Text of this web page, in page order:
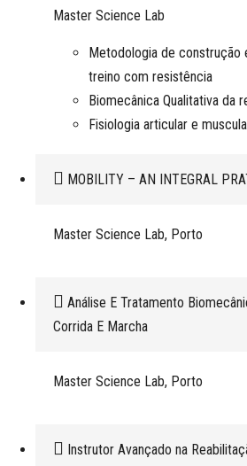
Master Science Lab
Metodologia de construção
treino com resistência
Biomecânica Qualitativa da
Fisiologia articular e
MOBILITY – AN INTEGRAL
Master Science Lab, Porto
Análise E Tratamento
Corrida E Marcha
Master Science Lab, Porto
Instrutor Avançado na